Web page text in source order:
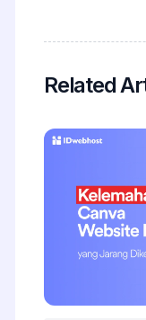
Related